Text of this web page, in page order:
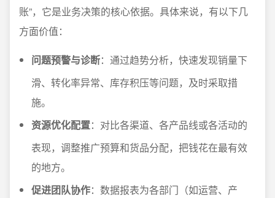
账”，它是业务决策的核心依据。具体来说，有以下几
方面价值：
问题预警与诊断：通过趋势分析，快速发现销量下
滑、转化率异常、库存积压等问题，及时采取措
施。
资源优化配置：对比各渠道、各产品线或各活动的
表现，调整推广预算和货品分配，把钱花在最有效
的地方。
促进团队协作：数据报表为各部门（如运营、产